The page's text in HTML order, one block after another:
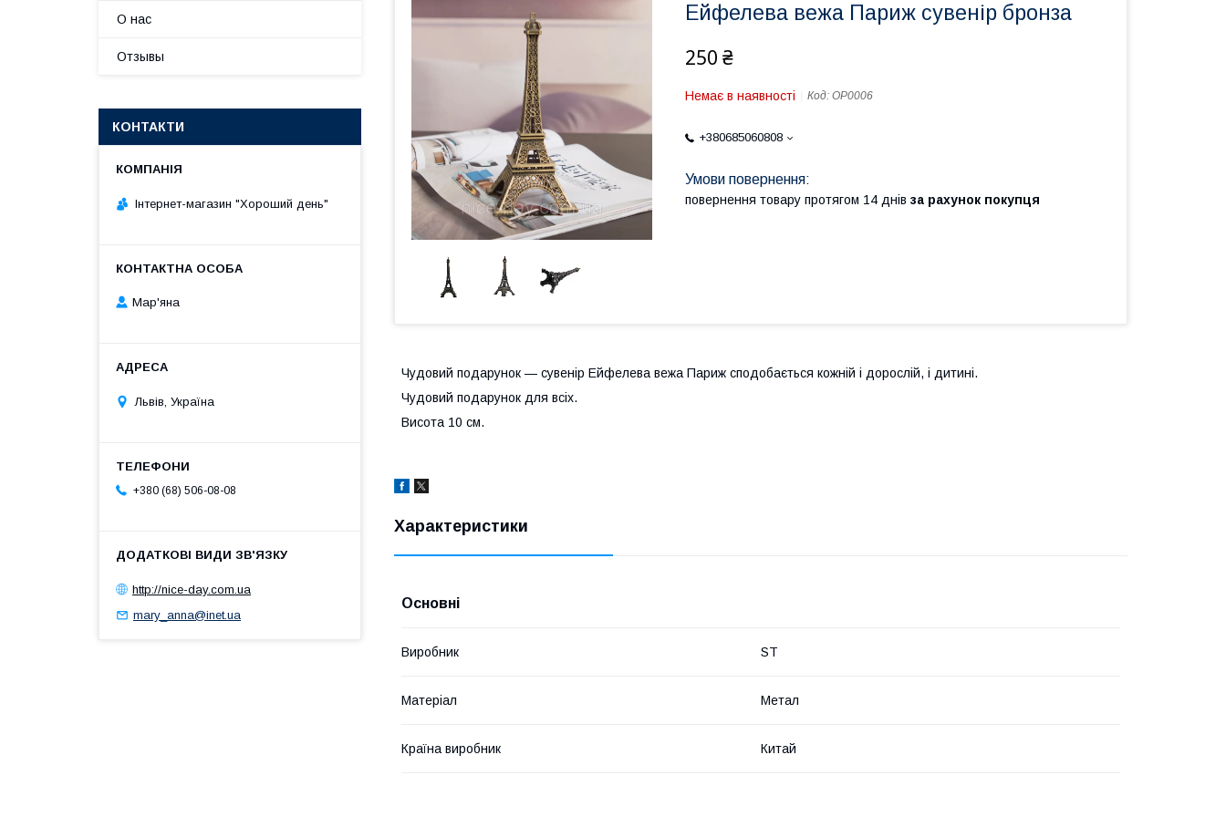
Ейфелева вежа Париж сувенір бронза
250 ₴
Немає в наявності Код: OP0006
+380685060808
повернення товару протягом 14 днів за рахунок покупця
Чудовий подарунок — сувенір Ейфелева вежа Париж сподобається кожній і дорослій, і дитині.
Чудовий подарунок для всіх.
Висота 10 см.
Характеристики
Основні
Виробник ST
Матеріал Метал
Країна виробник Китай
О нас
Отзывы
КОНТАКТИ
Інтернет-магазин "Хороший день"
Мар'яна
Львів, Україна
+380 (68) 506-08-08
http://nice-day.com.ua
mary_anna@inet.ua